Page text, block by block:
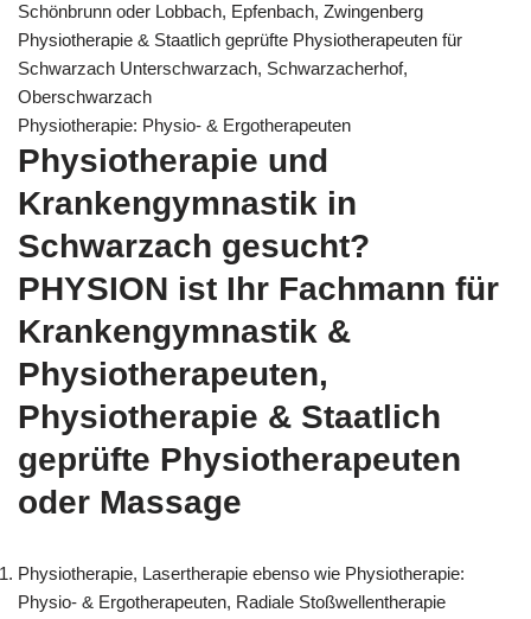
Schönbrunn oder Lobbach, Epfenbach, Zwingenberg
Physiotherapie & Staatlich geprüfte Physiotherapeuten für
Schwarzach Unterschwarzach, Schwarzacherhof,
Oberschwarzach
Physiotherapie: Physio- & Ergotherapeuten
Physiotherapie und
Krankengymnastik in
Schwarzach gesucht?
PHYSION ist Ihr Fachmann für
Krankengymnastik &
Physiotherapeuten,
Physiotherapie & Staatlich
geprüfte Physiotherapeuten
oder Massage
Physiotherapie, Lasertherapie ebenso wie Physiotherapie:
Physio- & Ergotherapeuten, Radiale Stoßwellentherapie